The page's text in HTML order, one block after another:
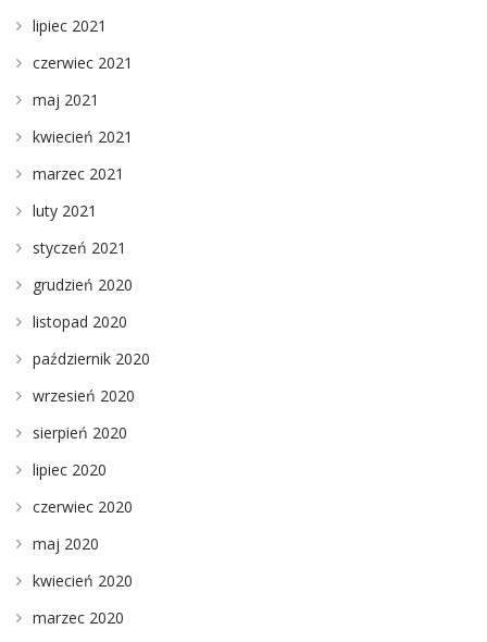
lipiec 2021
czerwiec 2021
maj 2021
kwiecień 2021
marzec 2021
luty 2021
styczeń 2021
grudzień 2020
listopad 2020
październik 2020
wrzesień 2020
sierpień 2020
lipiec 2020
czerwiec 2020
maj 2020
kwiecień 2020
marzec 2020